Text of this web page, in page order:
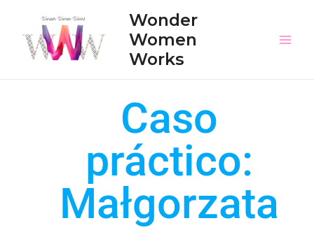
Wonder
Women
Works
Caso
práctico:
Małgorzata